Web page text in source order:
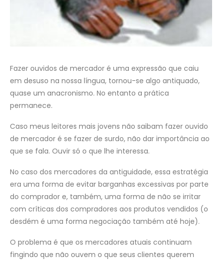
Fazer ouvidos de mercador é uma expressão que caiu
em desuso na nossa língua, tornou-se algo antiquado,
quase um anacronismo. No entanto a prática
permanece.
Caso meus leitores mais jovens não saibam fazer ouvido
de mercador é se fazer de surdo, não dar importância ao
que se fala. Ouvir só o que lhe interessa.
No caso dos mercadores da antiguidade, essa estratégia
era uma forma de evitar barganhas excessivas por parte
do comprador e, também, uma forma de não se irritar
com críticas dos compradores aos produtos vendidos (o
desdém é uma forma negociação também até hoje).
O problema é que os mercadores atuais continuam
fingindo que não ouvem o que seus clientes querem